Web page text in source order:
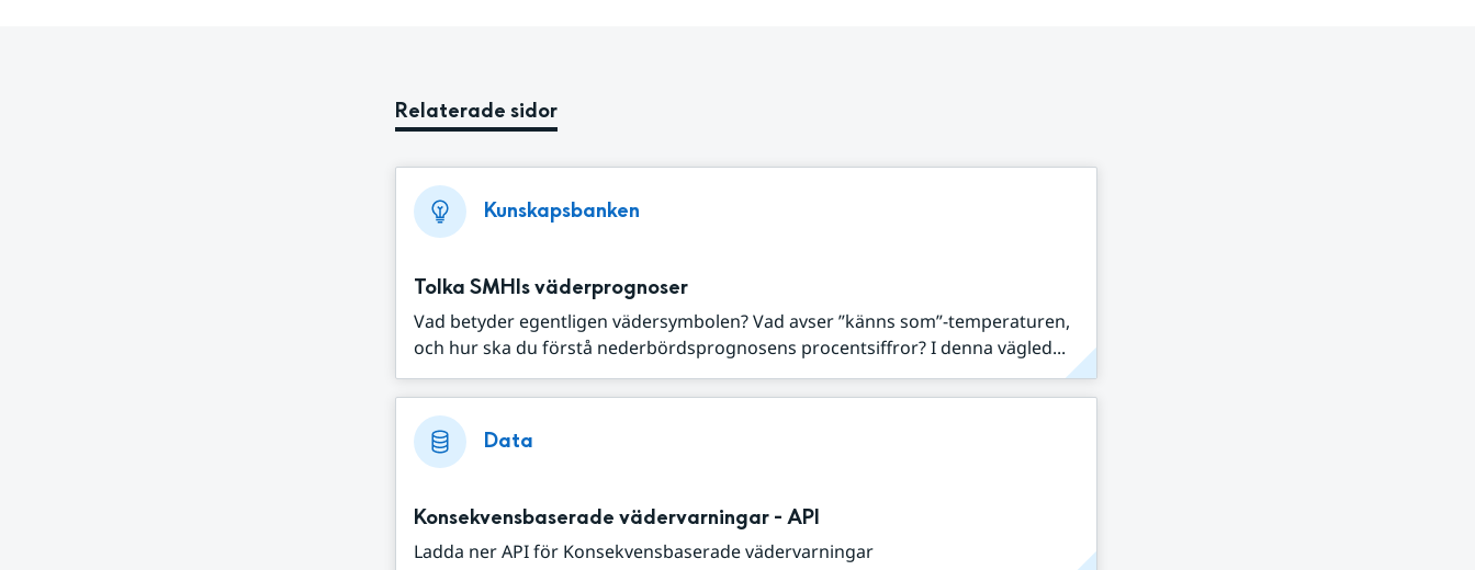
Relaterade sidor
Kunskapsbanken
Tolka SMHIs väderprognoser
Vad betyder egentligen vädersymbolen? Vad avser ”känns som”-temperaturen,
och hur ska du förstå nederbördsprognosens procentsiffror? I denna vägled...
Data
Konsekvensbaserade vädervarningar - API
Ladda ner API för Konsekvensbaserade vädervarningar